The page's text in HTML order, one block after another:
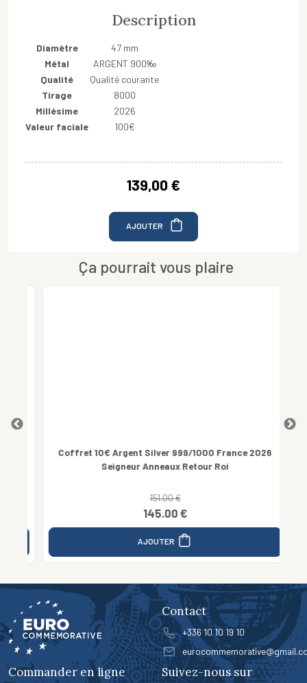
Description
Diamètre
47 mm
Métal
ARGENT 900‰
Qualité
Qualité courante
Tirage
8000
Millésime
2026
Valeur faciale
100€
139,00 €
AJOUTER
Ça pourrait vous plaire
Coffret 10€ Argent Silver 999/1000 France 2026
Seigneur Anneaux Retour Roi
151.00 €
145.00 €
AJOUTER
Contact
+336 10 10 19 10
Commander en ligne Suivez-nous sur